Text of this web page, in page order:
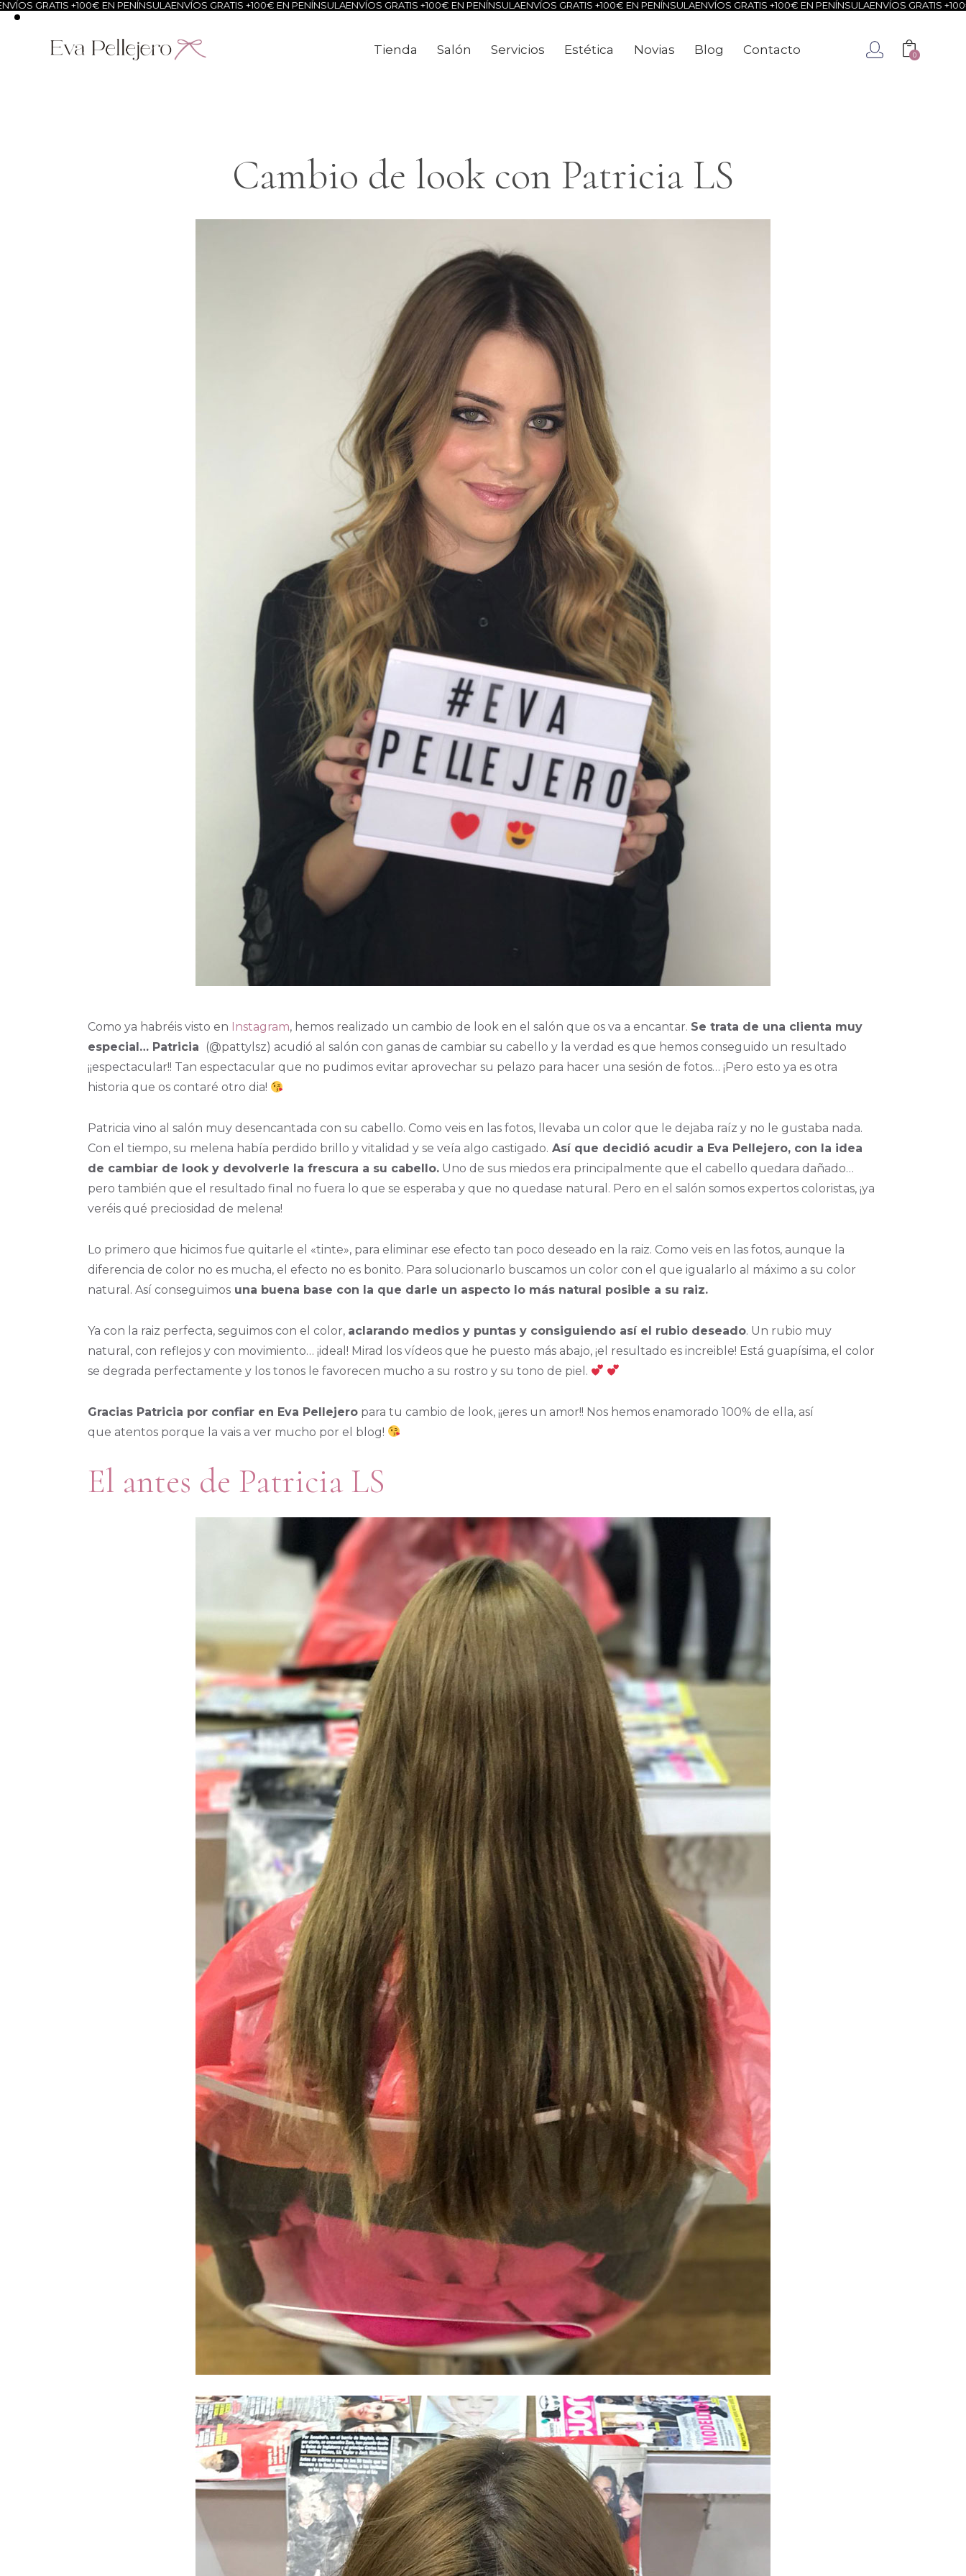
+100€ EN PENÍNSULAENVÍOS GRATIS +100€ EN PENÍNSULAENVÍOS GRATIS +100€ EN PENÍNSULAENVÍOS GRATIS +100€ EN PENÍNSULAENVÍOS GRATIS +100€ EN PENÍNSULAENVÍOS GRATIS +100€ EN
Tienda Salón Servicios Estética Novias Blog Contacto 0
Cambio de look con Patricia LS
Como ya habréis visto en Instagram, hemos realizado un cambio de look en el salón que os va a encantar. Se trata de una clienta muy
especial… Patricia
(@pattylsz) acudió al salón con ganas de cambiar su cabello y la verdad es que hemos conseguido un resultado
¡¡espectacular!! Tan espectacular que no pudimos evitar aprovechar su pelazo para hacer una sesión de fotos… ¡Pero esto ya es otra
historia que os contaré otro dia!
Patricia vino al salón muy desencantada con su cabello. Como veis en las fotos, llevaba un color que le dejaba raíz y no le gustaba nada.
Con el tiempo, su melena había perdido brillo y vitalidad y se veía algo castigado. Así que decidió acudir a Eva Pellejero, con la idea
de cambiar de look y devolverle la frescura a su cabello. Uno de sus miedos era principalmente que el cabello quedara dañado…
pero también que el resultado final no fuera lo que se esperaba y que no quedase natural. Pero en el salón somos expertos coloristas, ¡ya
veréis qué preciosidad de melena!
Lo primero que hicimos fue quitarle el «tinte», para eliminar ese efecto tan poco deseado en la raiz. Como veis en las fotos, aunque la
diferencia de color no es mucha, el efecto no es bonito. Para solucionarlo buscamos un color con el que igualarlo al máximo a su color
natural. Así conseguimos una buena base con la que darle un aspecto lo más natural posible a su raiz.
Ya con la raiz perfecta, seguimos con el color, aclarando medios y puntas y consiguiendo así el rubio deseado. Un rubio muy
natural, con reflejos y con movimiento… ¡ideal! Mirad los vídeos que he puesto más abajo, ¡el resultado es increible! Está guapísima, el color
se degrada perfectamente y los tonos le favorecen mucho a su rostro y su tono de piel.
Gracias Patricia por confiar en Eva Pellejero para tu cambio de look, ¡¡eres un amor!! Nos hemos enamorado 100% de ella, así
que atentos porque la vais a ver mucho por el blog!
El antes de Patricia LS